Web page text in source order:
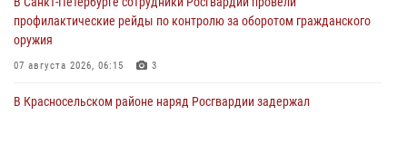
профилактические рейды по контролю за оборотом гражданского
оружия
07 августа 2026, 06:15 3
В Красносельском районе наряд Росгвардии задержал